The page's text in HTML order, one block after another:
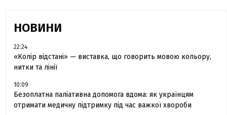
НОВИНИ
22:24
«Колір відстані» — виставка, що говорить мовою кольору,
нитки та лінії
10:09
Безоплатна паліативна допомога вдома: як українцям
отримати медичну підтримку під час важкої хвороби